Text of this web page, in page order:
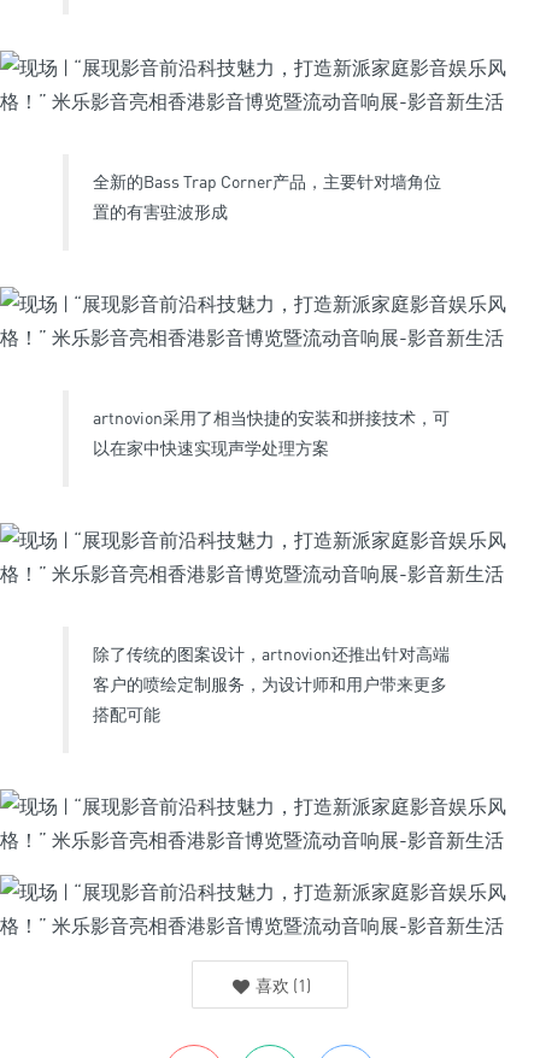
全新的Bass Trap Corner产品，主要针对墙角位
置的有害驻波形成
artnovion采用了相当快捷的安装和拼接技术，可
以在家中快速实现声学处理方案
除了传统的图案设计，artnovion还推出针对高端
客户的喷绘定制服务，为设计师和用户带来更多
搭配可能
喜欢 (1)